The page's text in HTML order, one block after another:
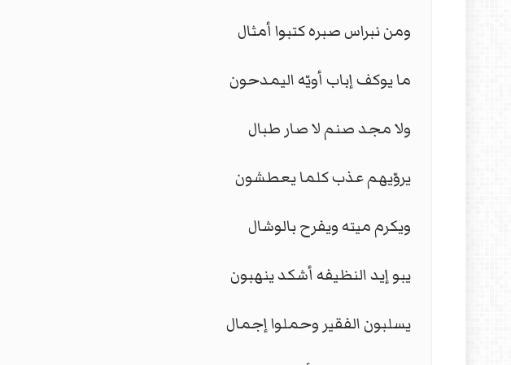
ومن نبراس صبره كتبوا أمثال
ما يوكف إباب أويّه اليمدحون
ولا مجد صنم لا صار طبال
يروّيهم عذب كلما يعطشون
ويكرم ميته ويفرح بالوشال
يبو إيد النظيفه أشكد ينهبون
يسلبون الفقير وحملوا إجمال